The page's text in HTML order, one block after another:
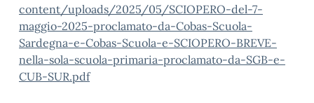
content/uploads/2025/05/SCIOPERO-del-7-
maggio-2025-proclamato-da-Cobas-Scuola-
Sardegna-e-Cobas-Scuola-e-SCIOPERO-BREVE-
nella-sola-scuola-primaria-proclamato-da-SGB-e-
CUB-SUR.pdf